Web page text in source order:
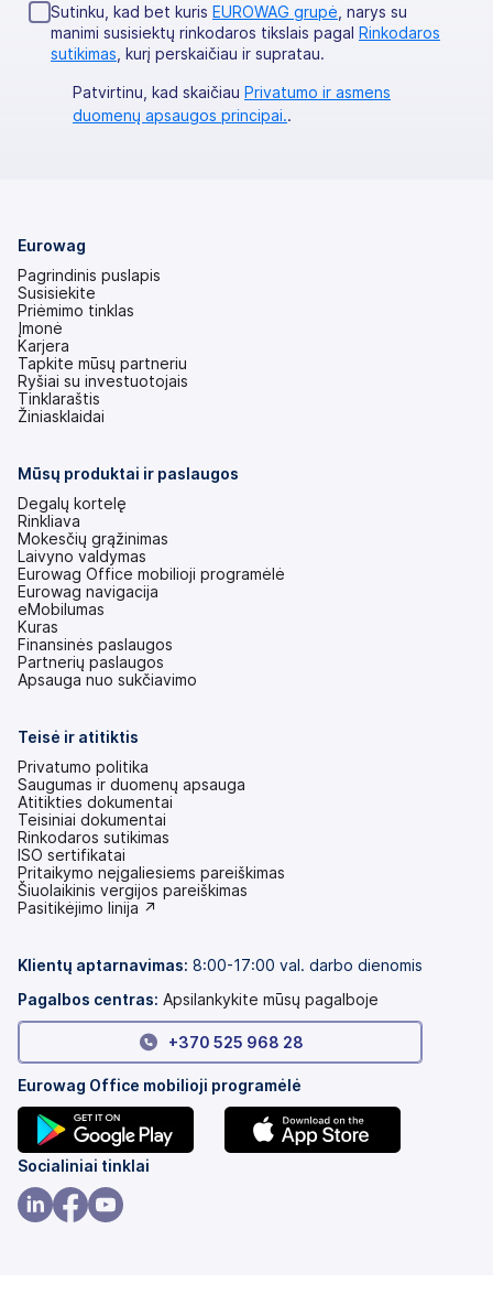
Sutinku, kad bet kuris EUROWAG grupė , narys su
manimi susisiektų rinkodaros tikslais pagal Rinkodaros
sutikimas , kurį perskaičiau ir supratau.
Patvirtinu, kad skaičiau Privatumo ir asmens
duomenų apsaugos principai..
Eurowag
Pagrindinis puslapis
Susisiekite
Priėmimo tinklas
Įmonė
Karjera
Tapkite mūsų partneriu
Ryšiai su investuotojais
(atsidaro
naujame
Tinklaraštis
Žiniasklaidai
Mūsų produktai ir paslaugos
Degalų kortelę
Rinkliava
Mokesčių grąžinimas
Laivyno valdymas
Eurowag Office mobilioji programėlė
Eurowag navigacija
eMobilumas
Kuras
Finansinės paslaugos
Partnerių paslaugos
Apsauga nuo sukčiavimo
Teisė ir atitiktis
Privatumo politika
Saugumas ir duomenų apsauga
Atitikties dokumentai
Teisiniai dokumentai
Rinkodaros sutikimas
ISO sertifikatai
Pritaikymo neįgaliesiems pareiškimas
(atsidaro
naujame
Šiuolaikinis vergijos pareiškimas
(atsidaro
Pasitikėjimo linija ↗
Klientų aptarnavimas: 8:00-17:00 val. darbo dienomis
Pagalbos centras: Apsilankykite mūsų pagalboje
+370 525 968 28
Eurowag Office mobilioji programėlė
(atsidaro
naujame
skirtuke)
Socialiniai tinklai